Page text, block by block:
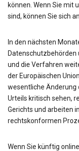
können. Wenn Sie mit
sind, können Sie sich
In den nächsten
und die Verfahren
der Europäischen
wesentliche Änderung
Urteils kritisch sehen,
Gerichts und arbeiten
rechtskonformen
Wenn Sie künftig